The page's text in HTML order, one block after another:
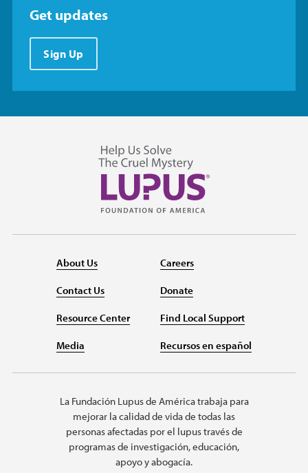
Get updates
Sign Up
About Us
Contact Us
Resource Center
Media
Careers
Donate
Find Local Support
Recursos en español
La Fundación Lupus de América trabaja para
mejorar la calidad de vida de todas las
personas afectadas por el lupus través de
programas de investigación, educación,
apoyo y abogacía.